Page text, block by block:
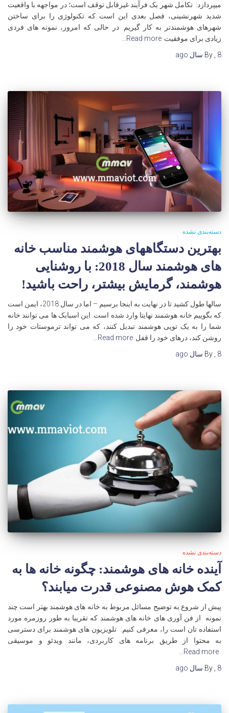
میپردازد: تکامل شهر یک فرآیند غیرقابل توقف است؛ در مواجهه با واقعیت
شدید شهرنشینی، فصل بعدی این است که تکنولوژی را برای ساختن
شهرهای هوشمندتر به کار گیریم. در حالی که امروز، نمونه های فردی
زیادی برای موفقیت Read more…
By
8 سال
دسته‌بندی نشده
بهترین دستگاههای هوشمند مناسب خانه
های هوشمند سال 2018: با روشنایی
هوشمند، گرمایش بیشتر، راحت باشید!
سالها طول کشید تا در نهایت به اینجا برسیم – اما در سال 2018، ایمن است
که بگوییم خانه هوشمند نهایتا وارد شده است. این اسبابک ها می توانند خانه
شما را به یک توپی هوشمند تبدیل کنند، که می تواند ترموستات خود را
روشن کند، درهای خود را قفل Read more…
By
8 سال
دسته‌بندی نشده
آینده خانه های هوشمند: چگونه خانه ها به
کمک هوش مصنوعی قدرت میابند؟
پیش از شروع به توضیح مسائل مربوط به خانه های هوشمند بهتر است چند
نمونه از فن آوری های خانه های هوشمند که تقریبا به طور روزمره مورد
استفاده تان است را، معرفی کنیم: تلویزیون های هوشمند برای دسترسی
به محتوا از طریق برنامه های کاربردی، مانند ویدئو و موسیقی
Read more…
By , 8 سال